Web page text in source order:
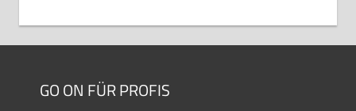
GO ON FÜR PROFIS